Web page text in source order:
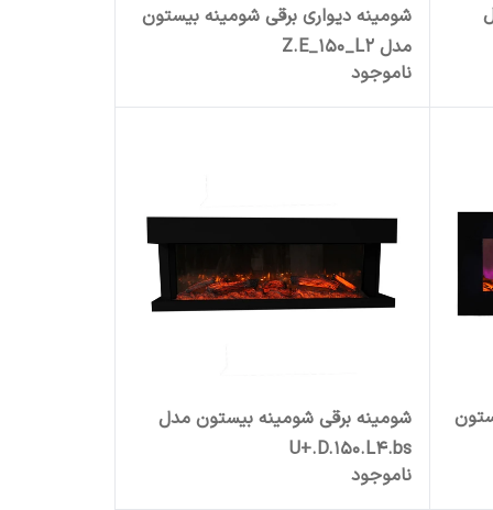
شومینه دیواری برقی شومینه بیستون
مدل Z.E_150_L2
ناموجود
شومینه برقی شومینه بیستون مدل
U+.D.150.L4.bs
ناموجود